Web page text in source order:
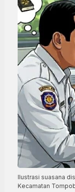
Ilustrasi suasana
Kecamatan